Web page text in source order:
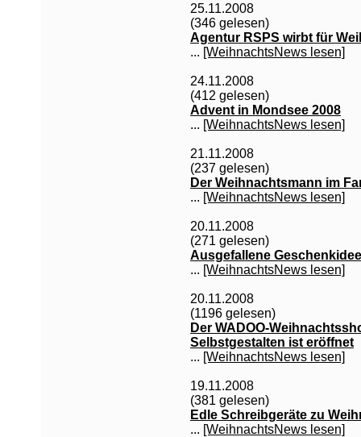
25.11.2008
(346 gelesen)
Agentur RSPS wirbt für
... [WeihnachtsNews lesen]
24.11.2008
(412 gelesen)
Advent in Mondsee 2008
... [WeihnachtsNews lesen]
21.11.2008
(237 gelesen)
Der Weihnachtsmann im
... [WeihnachtsNews lesen]
20.11.2008
(271 gelesen)
Ausgefallene
... [WeihnachtsNews lesen]
20.11.2008
(1196 gelesen)
Der WADOO-
Selbstgestalten ist eröffnet
... [WeihnachtsNews lesen]
19.11.2008
(381 gelesen)
Edle Schreibgeräte zu
... [WeihnachtsNews lesen]